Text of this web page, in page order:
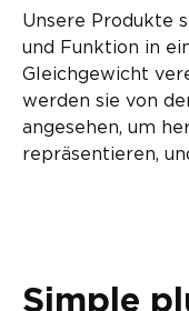
Unsere Produkte
und Funktion in
Gleichgewicht
werden sie von
angesehen, um
repräsentieren,
Simple